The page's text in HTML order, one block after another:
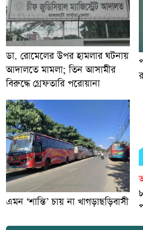
ডা. রোমেলের উপর হামলার ঘটনায়
আদালতে মামলা; তিন আসামীর
বিরুদ্ধে গ্রেফতারি পরোয়ানা
এমন ‘শান্তি’ চায় না খাগড়াছড়িবাসী